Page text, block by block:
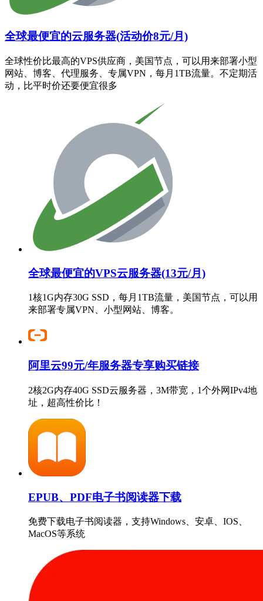
全球最便宜的云服务器(活动价8元/月)
全球性价比最高的VPS供应商，美国节点，可以用来部署小型
网站、博客、代理服务、专属VPN，每月1TB流量。不定期活
动，比平时价还要便宜很多
全球最便宜的VPS云服务器(13元/月)
1核1G内存30G SSD，每月1TB流量，美国节点，可以用
来部署专属VPN、小型网站、博客。
阿里云99元/年服务器专享购买链接
2核2G内存40G SSD云服务器，3M带宽，1个外网IPv4地
址，超高性价比！
EPUB、PDF电子书阅读器下载
免费下载电子书阅读器，支持Windows、安卓、IOS、
MacOS等系统